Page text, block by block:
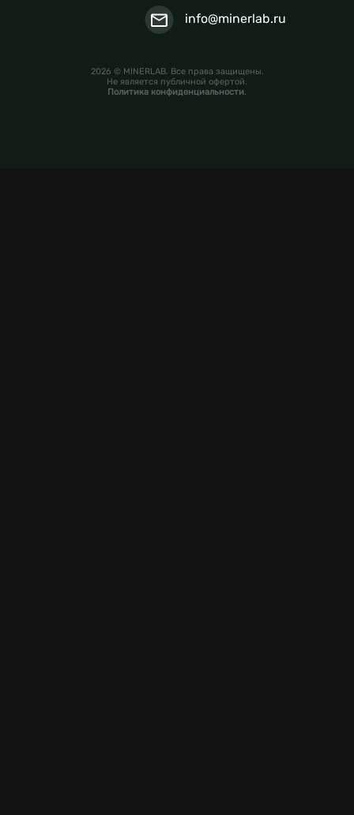
info@minerlab.ru
2026 © MINERLAB. Все права защищены.
Не является публичной офертой.
Политика конфиденциальности.